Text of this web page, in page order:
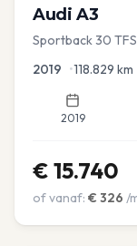
Audi A3
Sportback 30
2019 •118.829 km
2019
€ 15.740
of vanaf: € 326 /